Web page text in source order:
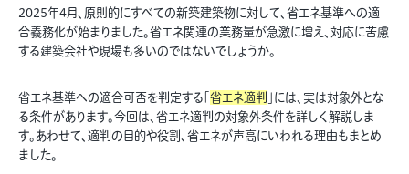
2025年4月、原則的にすべての新築建築物に対して、省エネ基準への適
合義務化が始まりました。省エネ関連の業務量が急激に増え、対応に苦慮
する建築会社や現場も多いのではないでしょうか。
省エネ基準への適合可否を判定する「 省エネ適判 」には、実は対象外とな
る条件があります。今回は、省エネ適判の対象外条件を詳しく解説しま
す。あわせて、適判の目的や役割、省エネが声高にいわれる理由もまとめ
ました。